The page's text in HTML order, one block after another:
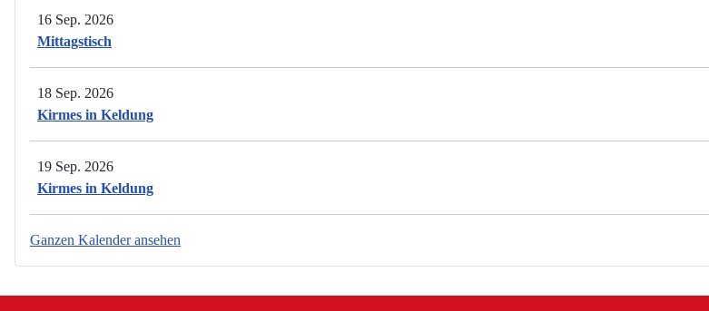
16 Sep. 2026
Mittagstisch
18 Sep. 2026
Kirmes in Keldung
19 Sep. 2026
Kirmes in Keldung
Ganzen Kalender ansehen